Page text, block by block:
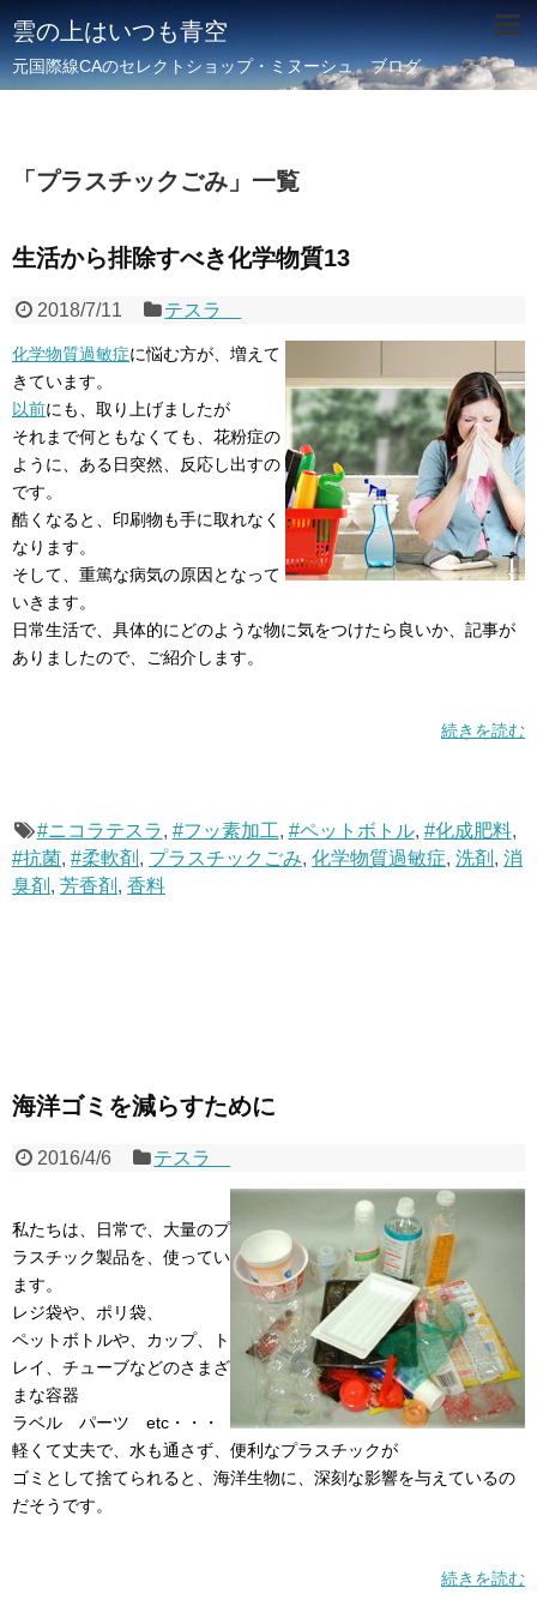
雲の上はいつも青空
元国際線CAのセレクトショップ・ミヌーシュ ブログ
「 プラスチックごみ 」 一覧
生活から排除すべき化学物質13
2018/7/11 テスラ
化学物質過敏症に悩む方が、増えて
きています。
以前にも、取り上げましたが
それまで何ともなくても、花粉症の
ように、ある日突然、反応し出すの
です。
酷くなると、印刷物も手に取れなく
なります。
そして、重篤な病気の原因となって
いきます。
日常生活で、具体的にどのような物に気をつけたら良いか、記事が
ありましたので、ご紹介します。
続きを読む
#ニコラテスラ, #フッ素加工, #ペットボトル, #化成肥料,
#抗菌, #柔軟剤 , プラスチックごみ, 化学物質過敏症, 洗剤 , 消
臭剤 , 芳香剤 , 香料
海洋ゴミを減らすために
2016/4/6 テスラ
私たちは、日常で、大量のプ
ラスチック製品を、使ってい
ます。
レジ袋や、ポリ袋、
ペットボトルや、カップ、ト
レイ、チューブなどのさまざ
まな容器
ラベル パーツ etc・・・
軽くて丈夫で、水も通さず、便利なプラスチックが
ゴミとして捨てられると、海洋生物に、深刻な影響を与えているの
だそうです。
続きを読む